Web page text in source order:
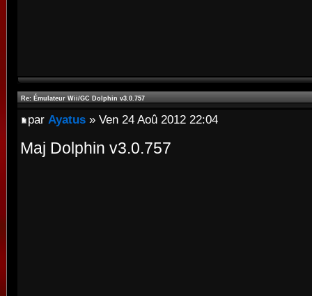
Re: Émulateur Wii/GC Dolphin v3.0.757
par Ayatus » Ven 24 Aoû 2012 22:04
Maj Dolphin v3.0.757